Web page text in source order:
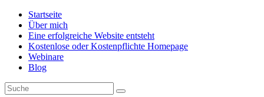
Startseite
Über mich
Eine erfolgreiche Website entsteht
Kostenlose oder Kostenpflichte Homepage
Webinare
Blog